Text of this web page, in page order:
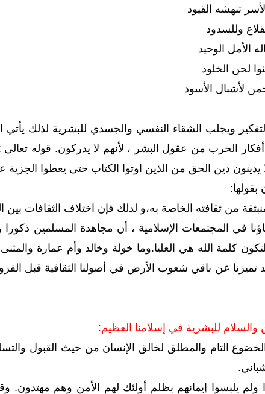
تنهشه القيود
وللسدود
الأمل الوحيد
لحن الخلود
لأشبال الأسود
ويجلب الشقاء النفسي والجسدي للبشرية لذلك
الحرب من عقول البشر ، لأنهم لا يدركون. قوله تعالى :"
يدينون دين الحق من الذين اوتوا الكتاب حتى يعطوا
من ثقافته الخاصة به،و لذلك فإن اختلاف الثقافات بين
في المجتمعات الإسلامية ، أن مجاهدة المسلمين ذكورا
كلمة الله هي العليا.وما خولة وخالد وأم عمارة
عن باقي شعوب الأرض في أصولنا الثقافية قبل
للبشرية في إسلامنا العظيم:
التام والمطلق لخالق الإنسان من حيث القبول
ولم يلبسوا إيمانهم بظلم أولئك لهم الأمن وهم مهتدون.